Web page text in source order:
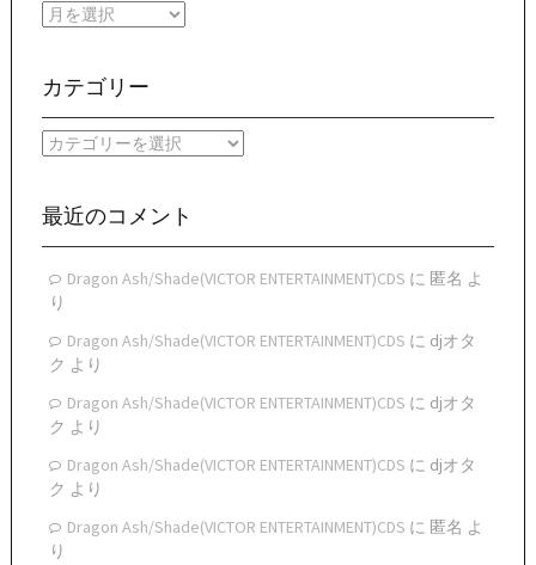
月
ー
イ
ブ
カテゴリー
カ
リ
最近のコメント
Dragon Ash/Shade(VICTOR ENTERTAINMENT)CDS に 匿名 よ
り
Dragon Ash/Shade(VICTOR ENTERTAINMENT)CDS に djオタ
ク より
Dragon Ash/Shade(VICTOR ENTERTAINMENT)CDS に djオタ
ク より
Dragon Ash/Shade(VICTOR ENTERTAINMENT)CDS に djオタ
ク より
Dragon Ash/Shade(VICTOR ENTERTAINMENT)CDS に 匿名 よ
り